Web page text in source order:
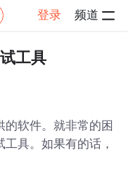
登录 频道
帖子详情
工具
软件。就非常的困
具。如果有的话，